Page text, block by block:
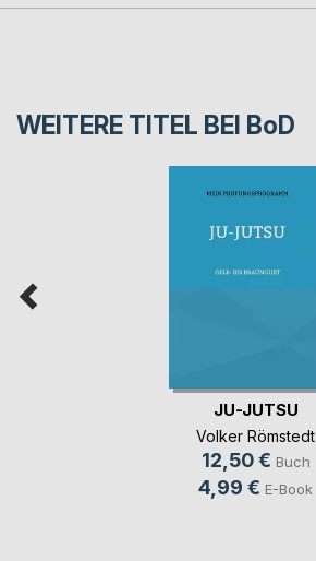
WEITERE TITEL BEI BoD
JU-JUTSU
Volker Römstedt
12,50 € Buch
4,99 € E-Book